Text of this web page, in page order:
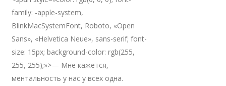
family: -apple-system,
BlinkMacSystemFont, Roboto, «Open
Sans», «Helvetica Neue», sans-serif; font-
size: 15px; background-color: rgb(255,
255, 255);»>— Мне кажется,
ментальность у нас у всех одна.